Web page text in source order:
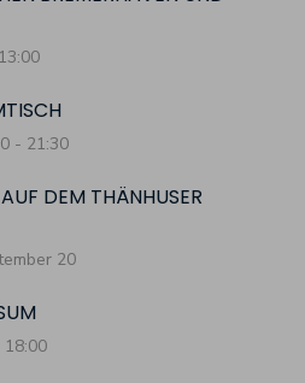
13:00
- 21:30
DEM THÄNHUSER
20
18:00